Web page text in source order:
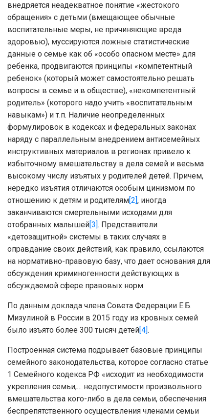
внедряется неадекватное понятие «жестокого
обращения» с детьми (вмещающее обычные
воспитательные меры, не причиняющие вреда
здоровью), муссируются ложные статистические
данные о семье как об «особо опасном месте» для
ребенка, продвигаются принципы «компетентный
ребенок» (который может самостоятельно решать
вопросы в семье и в обществе), «некомпетентный
родитель» (которого надо учить «воспитательным
навыкам») и т.п. Наличие неопределенных
формулировок в кодексах и федеральных законах
наряду с параллельным внедрением антисемейных
инструктивных материалов в регионах привело к
избыточному вмешательству в дела семей и весьма
высокому числу изъятых у родителей детей. Причем,
нередко изъятия отличаются особым цинизмом по
отношению к детям и родителям[2], иногда
заканчиваются смертельными исходами для
отобранных малышей[3]. Представители
«детозащитной» системы в таких случаях в
оправдание своих действий, как правило, ссылаются
на нормативно-правовую базу, что дает основания для
обсуждения криминогенности действующих в
обсуждаемой сфере правовых норм.
По данным доклада члена Совета Федерации Е.Б.
Мизулиной в России в 2015 году из кровных семей
было изъято более 300 тысяч детей[4].
Построенная система подрывает базовые принципы
семейного законодательства, которое согласно статье
1 Семейного кодекса РФ «исходит из необходимости
укрепления семьи,… недопустимости произвольного
вмешательства кого-либо в дела семьи, обеспечения
беспрепятственного осуществления членами семьи